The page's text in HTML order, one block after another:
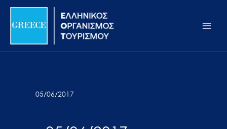
Σημείωση:
ιστότοπος
προσβασιμότητας.
Μετάβαση
περιεχόμενο
05/06/2017